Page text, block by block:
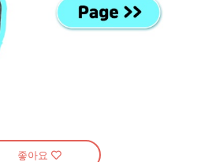
좋아요